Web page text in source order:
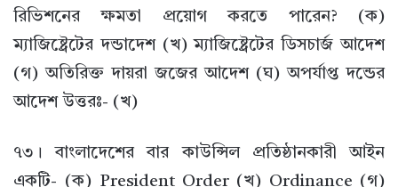
রিভিশনের ক্ষমতা প্রয়োগ করতে পারেন? (ক)
ম্যাজিষ্ট্রেটের দন্ডাদেশ (খ) ম্যাজিষ্ট্রেটের ডিসচার্জ আদেশ
(গ) অতিরিক্ত দায়রা জজের আদেশ (ঘ) অপর্যাপ্ত দন্ডের
আদেশ উত্তরঃ- (খ)
৭৩। বাংলাদেশের বার কাউন্সিল প্রতিষ্ঠানকারী আইন
একটি- (ক) President Order (খ) Ordinance (গ)